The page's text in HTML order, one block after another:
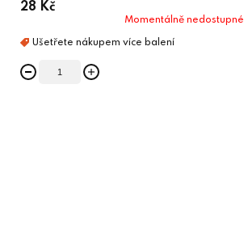
28 Kč
Momentálně nedostupné